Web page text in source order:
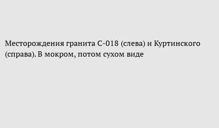
Месторождения гранита С-018 (слева) и Куртинского
(справа). В мокром, потом сухом виде